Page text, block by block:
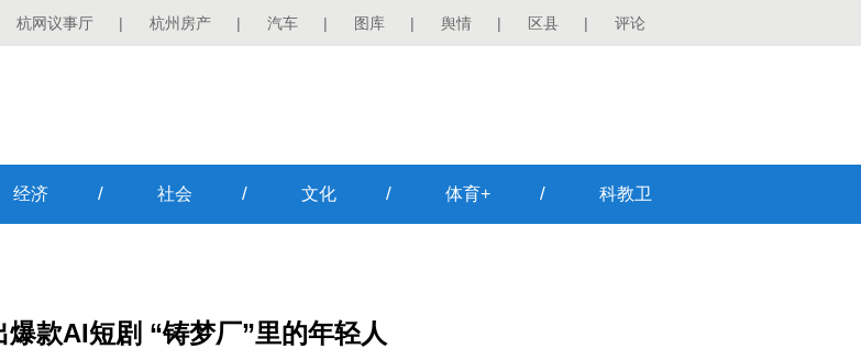
杭网议事厅 | 杭州房产 | 汽车 | 图库 | 舆情 | 区县 | 评论
经济 / 社会 / 文化 / 体育+ / 科教卫
爆款AI短剧 “铸梦厂”里的年轻人